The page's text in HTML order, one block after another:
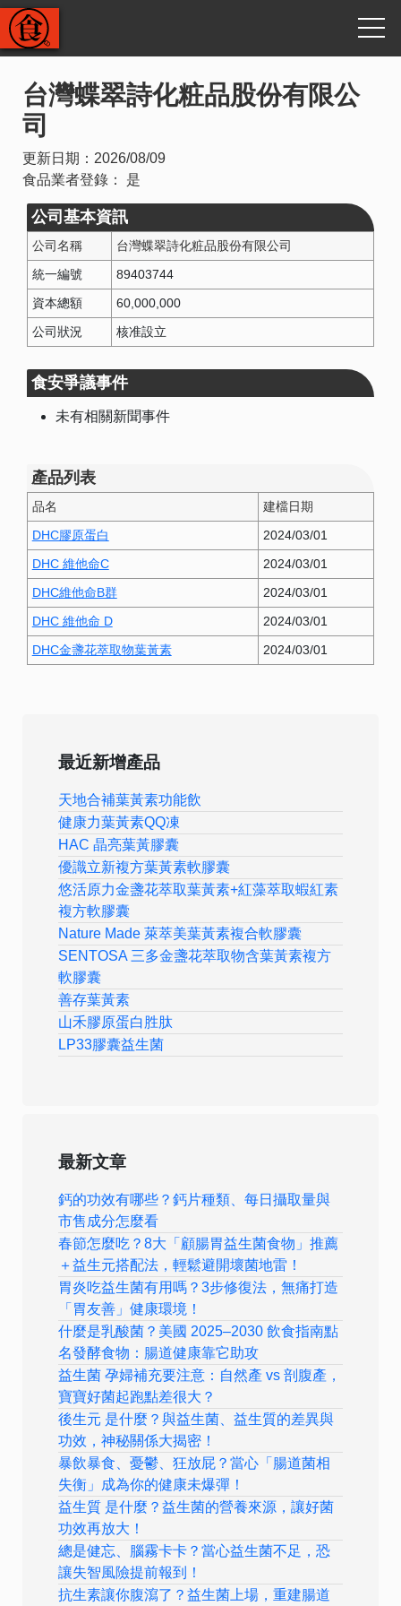
台灣蝶翠詩化粧品股份有限公
司
更新日期： 2026/08/09
食品業者登錄：
是
公司基本資訊
公司名稱
台灣蝶翠詩化粧品股份有限公司
統一編號
89403744
資本總額
60,000,000
公司狀況
核准設立
食安爭議事件
未有相關新聞事件
產品列表
品名
建檔日期
DHC膠原蛋白
2024/03/01
DHC 維他命C
2024/03/01
DHC維他命B群
2024/03/01
DHC 維他命 D
2024/03/01
DHC金盞花萃取物葉黃素
2024/03/01
最近新增產品
天地合補葉黃素功能飲
健康力葉黃素QQ凍
HAC 晶亮葉黃膠囊
優識立新複方葉黃素軟膠囊
悠活原力金盞花萃取葉黃素+紅藻萃取蝦紅素
複方軟膠囊
Nature Made 萊萃美葉黃素複合軟膠囊
SENTOSA 三多金盞花萃取物含葉黃素複方
軟膠囊
善存葉黃素
山禾膠原蛋白胜肽
LP33膠囊益生菌
最新文章
鈣的功效有哪些？鈣片種類、每日攝取量與
市售成分怎麼看
春節怎麼吃？8大「顧腸胃益生菌食物」推薦
＋益生元搭配法，輕鬆避開壞菌地雷！
胃炎吃益生菌有用嗎？3步修復法，無痛打造
「胃友善」健康環境！
什麼是乳酸菌？美國 2025–2030 飲食指南點
名發酵食物：腸道健康靠它助攻
益生菌 孕婦補充要注意：自然產 vs 剖腹產，
寶寶好菌起跑點差很大？
後生元 是什麼？與益生菌、益生質的差異與
功效，神秘關係大揭密！
暴飲暴食、憂鬱、狂放屁？當心「腸道菌相
失衡」成為你的健康未爆彈！
益生質 是什麼？益生菌的營養來源，讓好菌
功效再放大！
總是健忘、腦霧卡卡？當心益生菌不足，恐
讓失智風險提前報到！
抗生素讓你腹瀉了？益生菌上場，重建腸道